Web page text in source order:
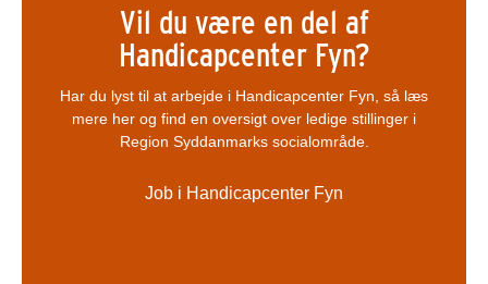
Vil du være en del af
Handicapcenter Fyn?
Har du lyst til at arbejde i Handicapcenter Fyn, så læs
mere her og find en oversigt over ledige stillinger i
Region Syddanmarks socialområde.
Job i Handicapcenter Fyn